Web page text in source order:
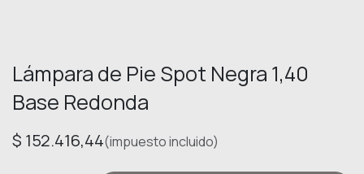
Lámpara de Pie Spot Negra 1,40
Base Redonda
$ 152.416,44(impuesto incluido)